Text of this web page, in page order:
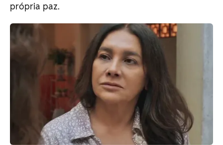
própria paz.